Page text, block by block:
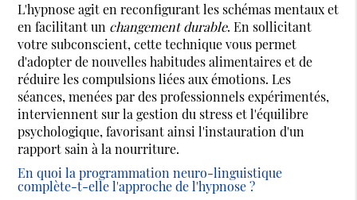
L'hypnose agit en reconfigurant les schémas mentaux et
en facilitant un changement durable. En sollicitant
votre subconscient, cette technique vous permet
d'adopter de nouvelles habitudes alimentaires et de
réduire les compulsions liées aux émotions. Les
séances, menées par des professionnels expérimentés,
interviennent sur la gestion du stress et l'équilibre
psychologique, favorisant ainsi l'instauration d'un
rapport sain à la nourriture.
En quoi la programmation neuro-linguistique
complète-t-elle l'approche de l'hypnose ?